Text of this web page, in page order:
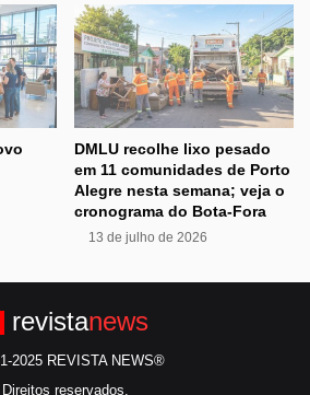
DMLU recolhe lixo pesado
em 11 comunidades de Porto
Alegre nesta semana; veja o
cronograma do Bota-Fora
13 de julho de 2026
revistanews
2025 REVISTA NEWS®
Direitos reservados.